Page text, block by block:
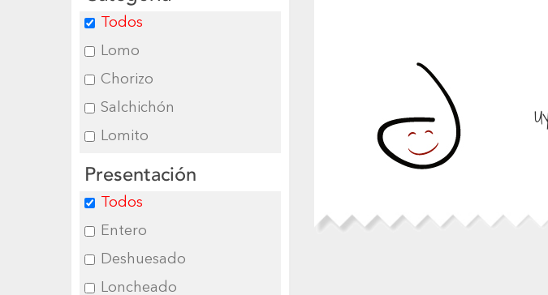
Todos
Lomo
Chorizo
Salchichón
Lomito
Presentación
Todos
Entero
Deshuesado
Loncheado